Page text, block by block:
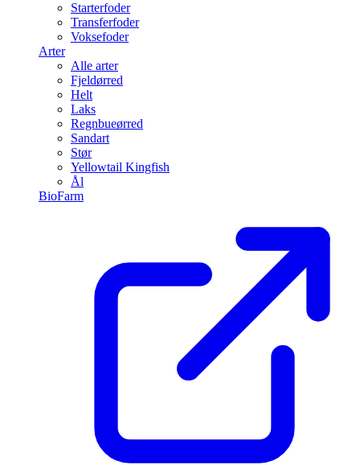
Starterfoder
Transferfoder
Voksefoder
Arter
Alle arter
Fjeldørred
Helt
Laks
Regnbueørred
Sandart
Stør
Yellowtail Kingfish
Ål
BioFarm